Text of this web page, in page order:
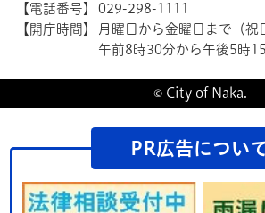
【電話番号】
029-298-1111
【開庁時間】
月曜日から金曜日まで（祝
午前8時30分から午後5時
© City of Naka.
PR広告につい